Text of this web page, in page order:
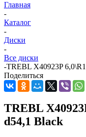
Главная
-
Каталог
-
Диски
-
Все диски
-TREBL X40923P
Поделиться
TREBL
d54,1 Black